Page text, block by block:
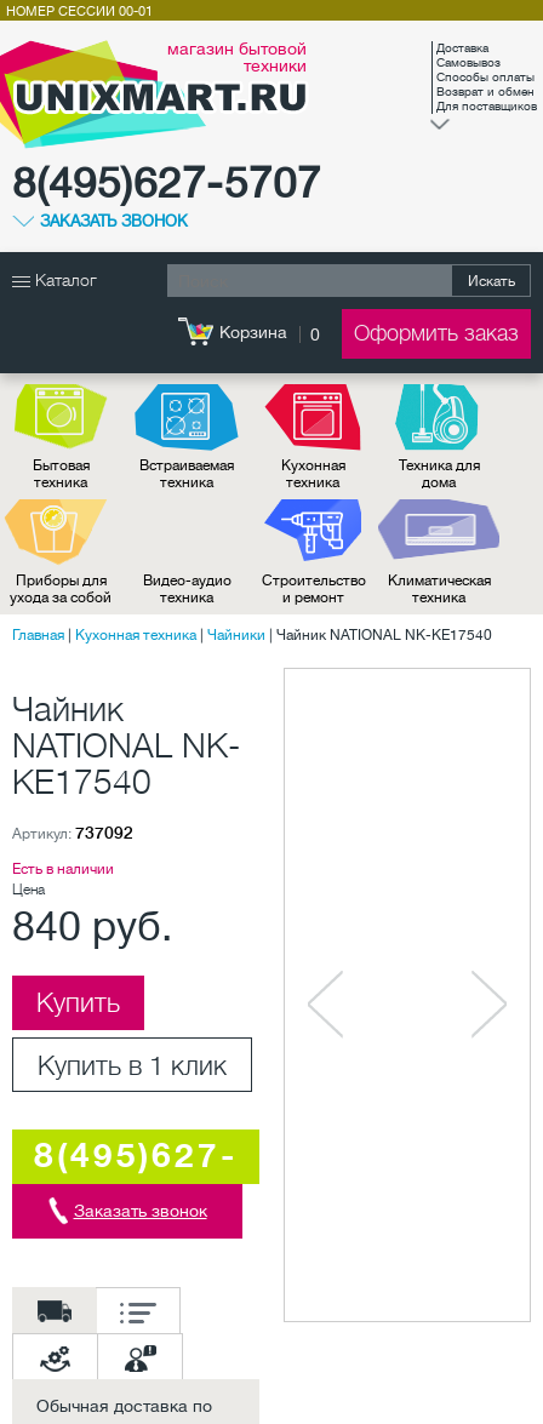
магазин бытовой
техники
8(495)627-5707
ЗАКАЗАТЬ ЗВОНОК
Доставка
Самовывоз
Способы оплаты
Возврат и обмен
Для поставщиков
НОМЕР СЕССИИ 00-01
Каталог Искать
Корзина 0 Оформить заказ
Бытовая
техника
Встраиваемая
техника
Кухонная
техника
Техника для
дома
Приборы для
ухода за собой
Видео-аудио
техника
Строительство
и ремонт
Климатическая
техника
Главная Кухонная техника| Чайники Чайник NATIONAL NK-KE17540
Чайник
NATIONAL NK-
KE17540
Артикул: 737092
Есть в наличии
Цена
840 руб.
Купить
Купить в 1 клик
8(495)627-
5707
Заказать звонок
Обычная доставка по